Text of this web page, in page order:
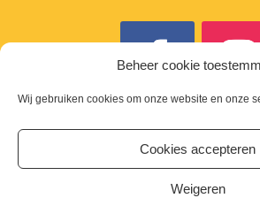
Beheer cookie
Wij gebruiken cookies om onze website en onze
Cookies accepteren
Weigeren
Meld je aan voor de nieuwsbrief
Email